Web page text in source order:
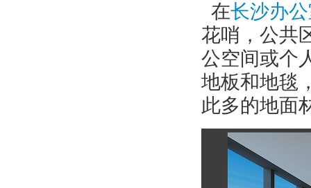
在长沙办
花哨，公共
公空间或个
地板和地毯
此多的地面